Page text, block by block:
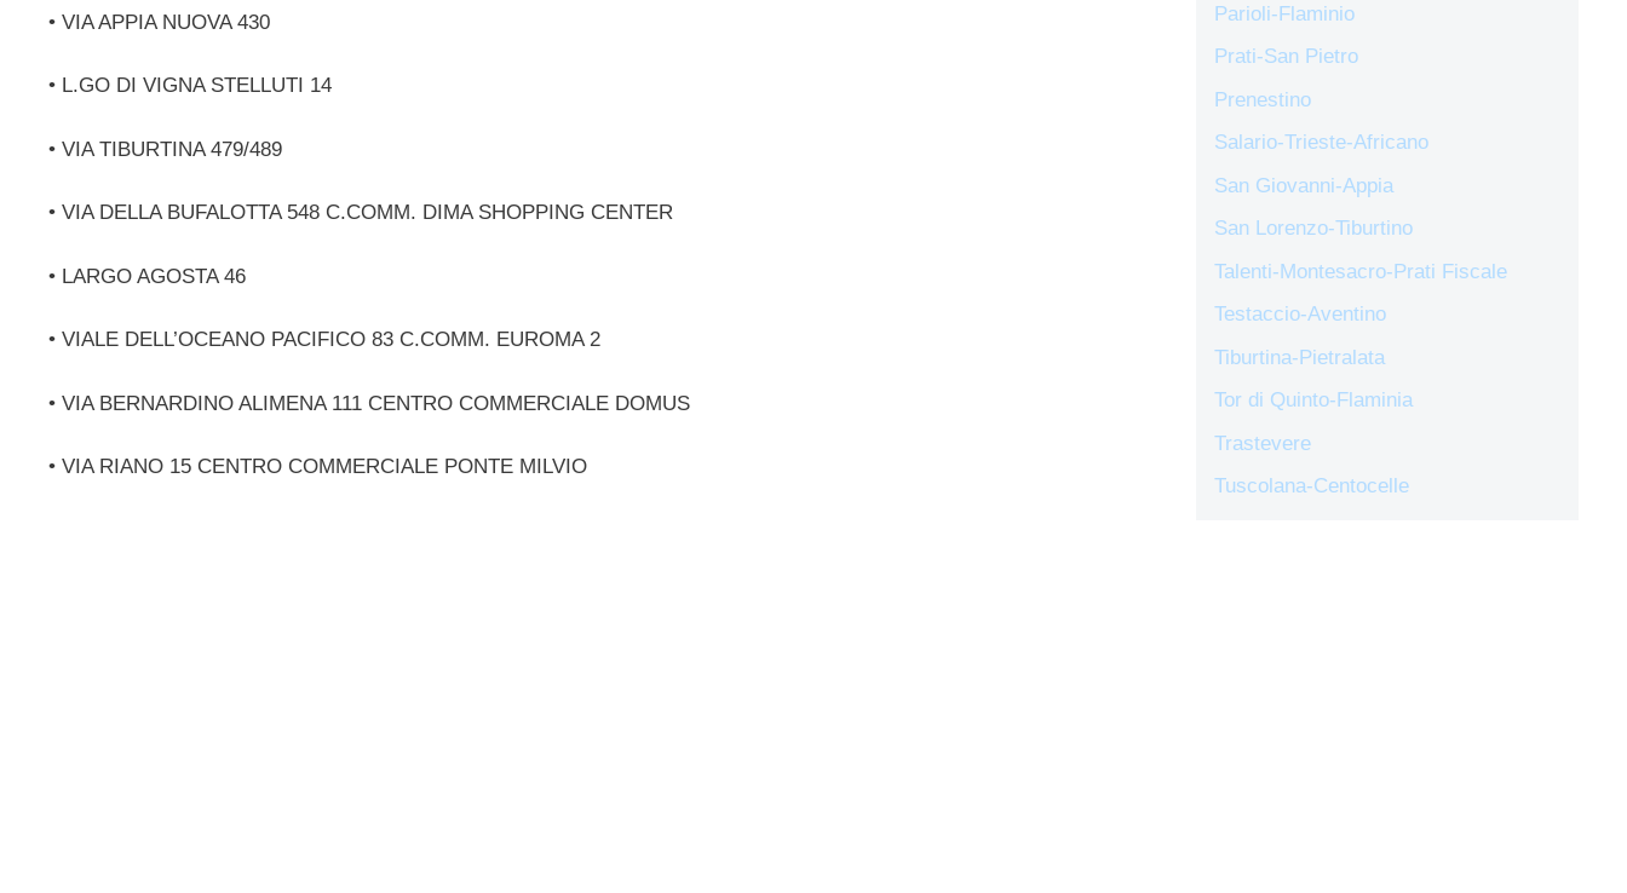
• VIA APPIA NUOVA 430
• L.GO DI VIGNA STELLUTI 14
• VIA TIBURTINA 479/489
• VIA DELLA BUFALOTTA 548 C.COMM. DIMA SHOPPING CENTER
• LARGO AGOSTA 46
• VIALE DELL’OCEANO PACIFICO 83 C.COMM. EUROMA 2
• VIA BERNARDINO ALIMENA 111 CENTRO COMMERCIALE DOMUS
• VIA RIANO 15 CENTRO COMMERCIALE PONTE MILVIO
Parioli-Flaminio
Prati-San Pietro
Prenestino
Salario-Trieste-Africano
San Giovanni-Appia
San Lorenzo-Tiburtino
Talenti-Montesacro-Prati Fiscale
Testaccio-Aventino
Tiburtina-Pietralata
Tor di Quinto-Flaminia
Trastevere
Tuscolana-Centocelle